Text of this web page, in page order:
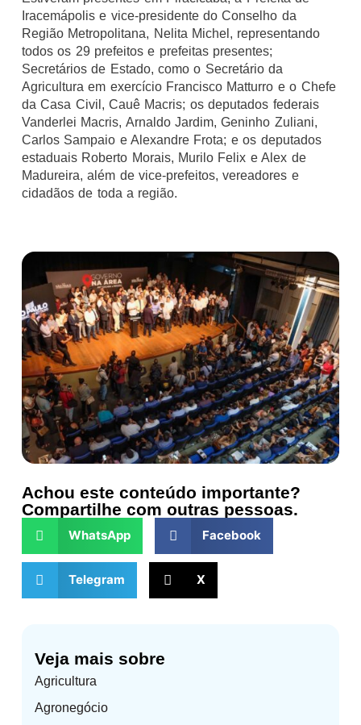
Veja mais sobre
Agricultura
Agronegócio
Iracemápolis e vice-presidente do Conselho da
Região Metropolitana, Nelita Michel, representando
todos os 29 prefeitos e prefeitas presentes;
Secretários de Estado, como o Secretário da
Agricultura em exercício Francisco Matturro e o Chefe
da Casa Civil, Cauê Macris; os deputados federais
Vanderlei Macris, Arnaldo Jardim, Geninho Zuliani,
Carlos Sampaio e Alexandre Frota; e os deputados
estaduais Roberto Morais, Murilo Felix e Alex de
Madureira, além de vice-prefeitos, vereadores e
cidadãos de toda a região.
Achou este conteúdo importante?
Compartilhe com outras pessoas.
WhatsApp Facebook
Telegram X